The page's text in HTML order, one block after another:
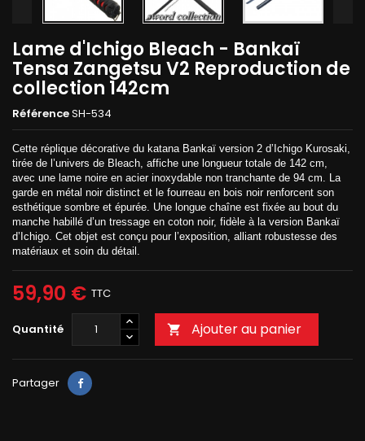
Lame d'Ichigo Bleach - Bankaï
Tensa Zangetsu V2 Reproduction de
collection 142cm
RéférenceSH-534
Cette réplique décorative du katana Bankaï version 2 d’Ichigo Kurosaki,
tirée de l’univers de Bleach, affiche une longueur totale de 142 cm,
avec une lame noire en acier inoxydable non tranchante de 94 cm. La
garde en métal noir distinct et le fourreau en bois noir renforcent son
esthétique sombre et épurée. Une longue chaîne est fixée au bout du
manche habillé d’un tressage en coton noir, fidèle à la version Bankaï
d’Ichigo. Cet objet est conçu pour l’exposition, alliant robustesse des
matériaux et soin du détail.
59,90 € TTC
Quantité  Ajouter au panier
Partager